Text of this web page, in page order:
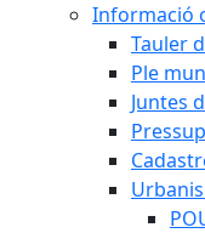
Informació
Tauler
Ple
Juntes